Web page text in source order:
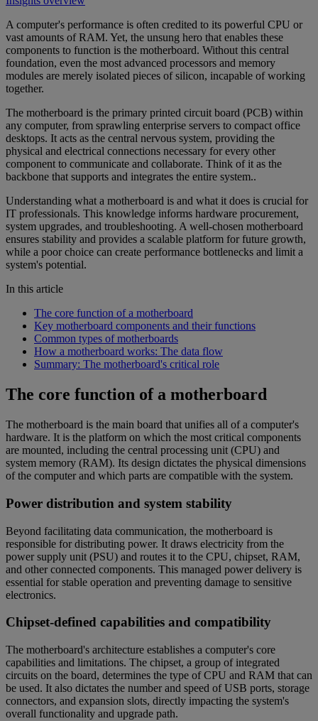
A computer's performance is often credited to its powerful CPU or
vast amounts of RAM. Yet, the unsung hero that enables these
components to function is the motherboard. Without this central
foundation, even the most advanced processors and memory
modules are merely isolated pieces of silicon, incapable of working
together.
The motherboard is the primary printed circuit board (PCB) within
any computer, from sprawling enterprise servers to compact office
desktops. It acts as the central nervous system, providing the
physical and electrical connections necessary for every other
component to communicate and collaborate. Think of it as the
backbone that supports and integrates the entire system..
Understanding what a motherboard is and what it does is crucial for
IT professionals. This knowledge informs hardware procurement,
system upgrades, and troubleshooting. A well-chosen motherboard
ensures stability and provides a scalable platform for future growth,
while a poor choice can create performance bottlenecks and limit a
system's potential.
In this article
The core function of a motherboard
Key motherboard components and their functions
Common types of motherboards
How a motherboard works: The data flow
Summary: The motherboard's critical role
The core function of a motherboard
The motherboard is the main board that unifies all of a computer's
hardware. It is the platform on which the most critical components
are mounted, including the central processing unit (CPU) and
system memory (RAM). Its design dictates the physical dimensions
of the computer and which parts are compatible with the system.
Power distribution and system stability
Beyond facilitating data communication, the motherboard is
responsible for distributing power. It draws electricity from the
power supply unit (PSU) and routes it to the CPU, chipset, RAM,
and other connected components. This managed power delivery is
essential for stable operation and preventing damage to sensitive
electronics.
Chipset-defined capabilities and compatibility
The motherboard's architecture establishes a computer's core
capabilities and limitations. The chipset, a group of integrated
circuits on the board, determines the type of CPU and RAM that can
be used. It also dictates the number and speed of USB ports, storage
connectors, and expansion slots, directly impacting the system's
overall functionality and upgrade path.